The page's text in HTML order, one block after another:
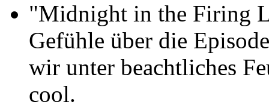
"Midnight in the Firing
Gefühle über die
wir unter beachtliches
cool.